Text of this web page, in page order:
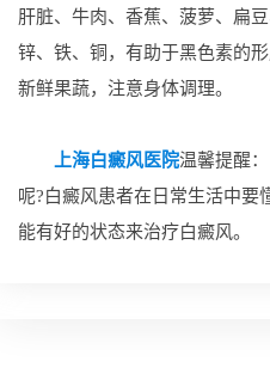
肝脏、牛肉、香蕉、菠萝、扁
锌、铁、铜，有助于黑色素的
新鲜果蔬，注意身体调理。
上海白癜风医院温馨提醒
呢?白癜风患者在日常生活中要
能有好的状态来治疗白癜风。